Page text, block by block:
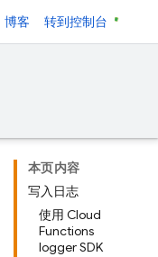
博客 转到控制台
本页内容
写入日志
使用 Cloud
Functions
logger SDK